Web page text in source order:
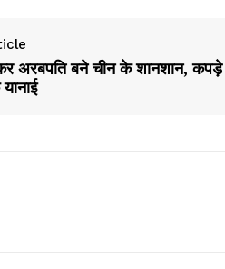
अरबपति बने चीन के शानशान,